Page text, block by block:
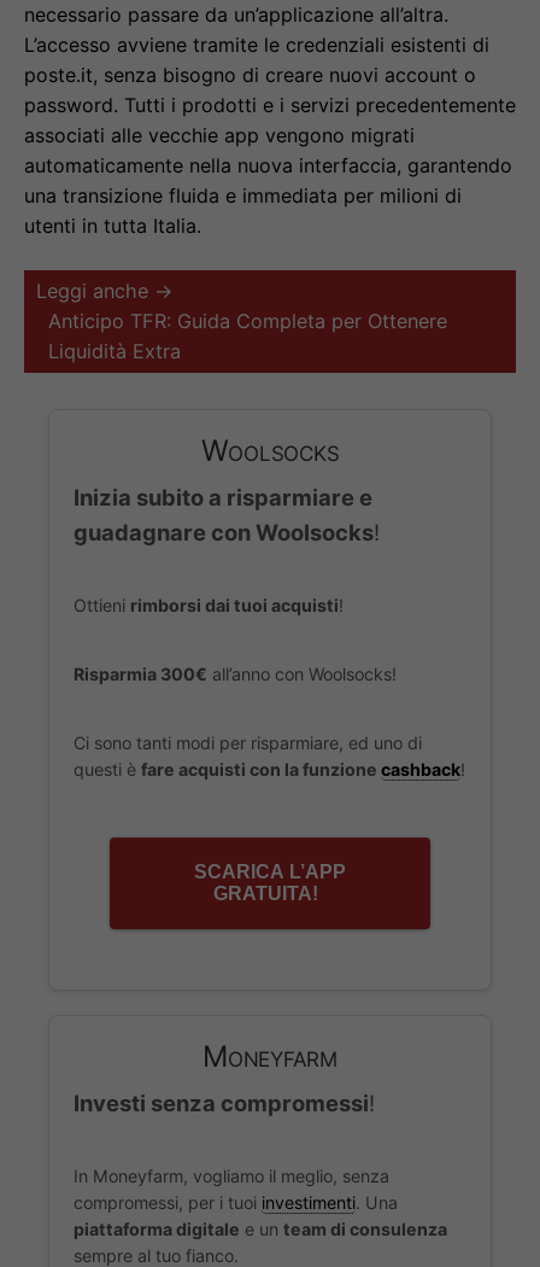
necessario passare da un’applicazione all’altra.
L’accesso avviene tramite le credenziali esistenti di
poste.it, senza bisogno di creare nuovi account o
password. Tutti i prodotti e i servizi precedentemente
associati alle vecchie app vengono migrati
automaticamente nella nuova interfaccia, garantendo
una transizione fluida e immediata per milioni di
utenti in tutta Italia.
Leggi anche →
Anticipo TFR: Guida Completa per Ottenere
Liquidità Extra
Woolsocks
Inizia subito a risparmiare e
guadagnare con Woolsocks!
Ottieni rimborsi dai tuoi acquisti!
Risparmia 300€ all’anno con Woolsocks!
Ci sono tanti modi per risparmiare, ed uno di
questi è fare acquisti con la funzione cashback!
SCARICA L’APP
GRATUITA!
Moneyfarm
Investi senza compromessi!
In Moneyfarm, vogliamo il meglio, senza
compromessi, per i tuoi investimenti. Una
piattaforma digitale e un team di consulenza
sempre al tuo fianco.